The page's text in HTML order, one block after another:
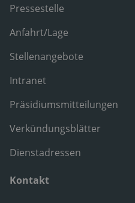
Pressestelle
Anfahrt/Lage
Stellenangebote
Intranet
Präsidiumsmitteilungen
Verkündungsblätter
Dienstadressen
Kontakt